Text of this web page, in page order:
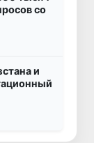
со
и